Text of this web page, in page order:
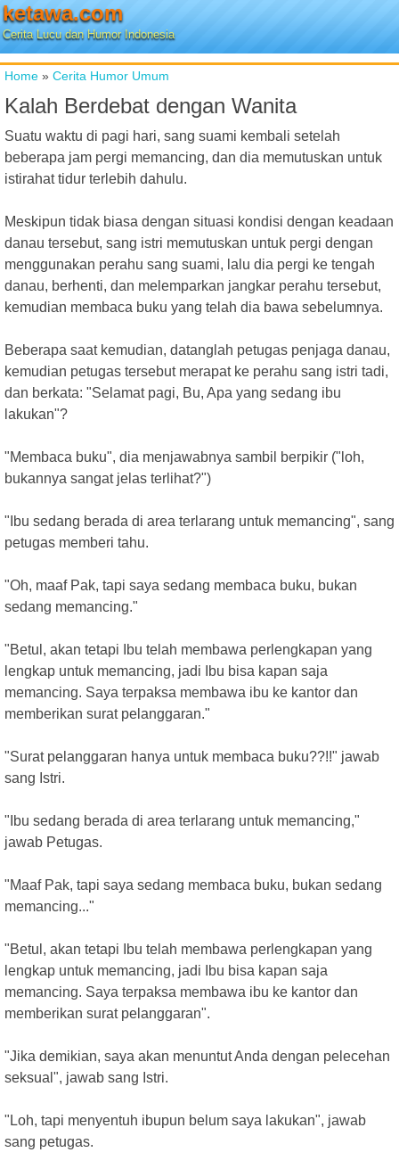
ketawa.com
Cerita Lucu dan Humor Indonesia
Home » Cerita Humor Umum
Kalah Berdebat dengan Wanita
Suatu waktu di pagi hari, sang suami kembali setelah
beberapa jam pergi memancing, dan dia memutuskan untuk
istirahat tidur terlebih dahulu.
Meskipun tidak biasa dengan situasi kondisi dengan keadaan
danau tersebut, sang istri memutuskan untuk pergi dengan
menggunakan perahu sang suami, lalu dia pergi ke tengah
danau, berhenti, dan melemparkan jangkar perahu tersebut,
kemudian membaca buku yang telah dia bawa sebelumnya.
Beberapa saat kemudian, datanglah petugas penjaga danau,
kemudian petugas tersebut merapat ke perahu sang istri tadi,
dan berkata: "Selamat pagi, Bu, Apa yang sedang ibu
lakukan"?
"Membaca buku", dia menjawabnya sambil berpikir ("loh,
bukannya sangat jelas terlihat?")
"Ibu sedang berada di area terlarang untuk memancing", sang
petugas memberi tahu.
"Oh, maaf Pak, tapi saya sedang membaca buku, bukan
sedang memancing."
"Betul, akan tetapi Ibu telah membawa perlengkapan yang
lengkap untuk memancing, jadi Ibu bisa kapan saja
memancing. Saya terpaksa membawa ibu ke kantor dan
memberikan surat pelanggaran."
"Surat pelanggaran hanya untuk membaca buku??!!" jawab
sang Istri.
"Ibu sedang berada di area terlarang untuk memancing,"
jawab Petugas.
"Maaf Pak, tapi saya sedang membaca buku, bukan sedang
memancing..."
"Betul, akan tetapi Ibu telah membawa perlengkapan yang
lengkap untuk memancing, jadi Ibu bisa kapan saja
memancing. Saya terpaksa membawa ibu ke kantor dan
memberikan surat pelanggaran".
"Jika demikian, saya akan menuntut Anda dengan pelecehan
seksual", jawab sang Istri.
"Loh, tapi menyentuh ibupun belum saya lakukan", jawab
sang petugas.